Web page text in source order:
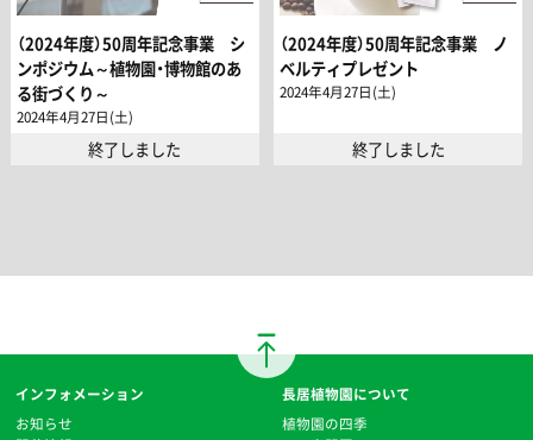
（2024年度）50周年記念事業 シ
ンポジウム～植物園・博物館のあ
る街づくり～
2024年4月27日(土)
終了しました
（2024年度）50周年記念事業 ノ
ベルティプレゼント
2024年4月27日(土)
終了しました
インフォメーション
お知らせ
長居植物園について
植物園の四季